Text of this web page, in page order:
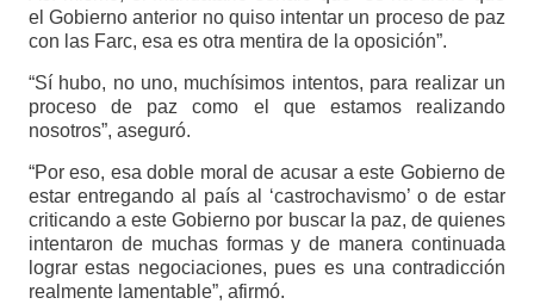
el Gobierno anterior no quiso intentar un proceso de paz
con las Farc, esa es otra mentira de la oposición”.
“Sí hubo, no uno, muchísimos intentos, para realizar un
proceso de paz como el que estamos realizando
nosotros”, aseguró.
“Por eso, esa doble moral de acusar a este Gobierno de
estar entregando al país al ‘castrochavismo’ o de estar
criticando a este Gobierno por buscar la paz, de quienes
intentaron de muchas formas y de manera continuada
lograr estas negociaciones, pues es una contradicción
realmente lamentable”, afirmó.